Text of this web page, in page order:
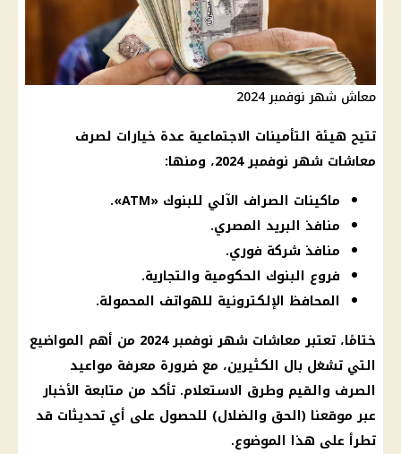
معاش شهر نوفمبر 2024
تتيح هيئة التأمينات الاجتماعية عدة خيارات لصرف
معاشات شهر نوفمبر 2024
، ومنها:
ماكينات الصراف الآلي للبنوك «ATM».
منافذ البريد المصري.
منافذ شركة فوري.
فروع البنوك الحكومية والتجارية.
المحافظ الإلكترونية للهواتف المحمولة.
ختامًا، تعتبرمعاشات شهر نوفمبر 2024
من أهم المواضيع
التي تشغل بال الكثيرين، مع ضرورة معرفة مواعيد
الصرف والقيم وطرق الاستعلام. تأكد من متابعة الأخبار
عبر موقعنا (الحق والضلال) للحصول على أي تحديثات قد
تطرأ على هذا الموضوع.